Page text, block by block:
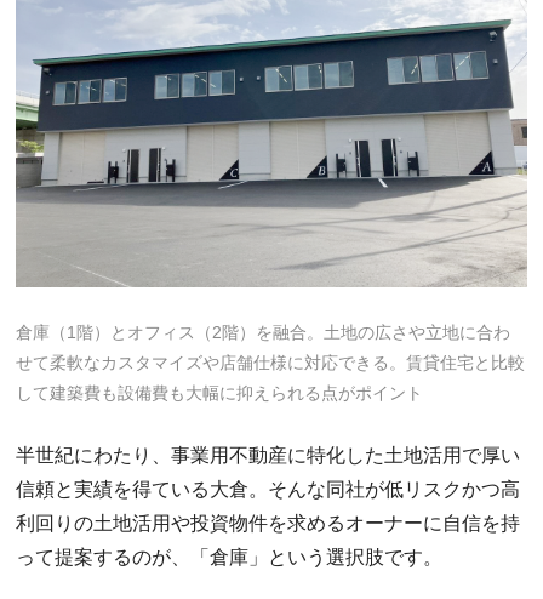
倉庫（1階）とオフィス（2階）を融合。土地の広さや立地に合わ
せて柔軟なカスタマイズや店舗仕様に対応できる。賃貸住宅と比較
して建築費も設備費も大幅に抑えられる点がポイント
半世紀にわたり、事業用不動産に特化した土地活用で厚い
信頼と実績を得ている大倉。そんな同社が低リスクかつ高
利回りの土地活用や投資物件を求めるオーナーに自信を持
って提案するのが、「倉庫」という選択肢です。